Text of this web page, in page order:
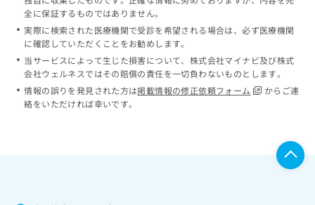
全に保証するものではありません。
実際に検索された医療機関で受診を希望される場合は、必ず医療機関
に確認していただくことをお勧めします。
当サービスによって生じた損害について、株式会社マイナビ及び株式
会社ウェルネスではその賠償の責任を一切負わないものとします。
情報の誤りを発見された方は掲載情報の修正依頼フォーム
からご連
絡をいただければ幸いです。